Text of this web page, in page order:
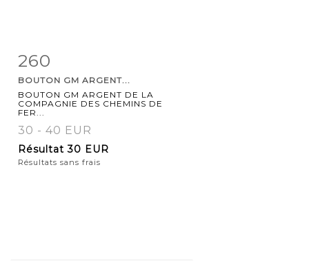
Fiche
260
BOUTON GM ARGENT...
BOUTON GM ARGENT DE LA
COMPAGNIE DES CHEMINS DE
FER...
30 - 40 EUR
Résultat30 EUR
Résultats sans frais